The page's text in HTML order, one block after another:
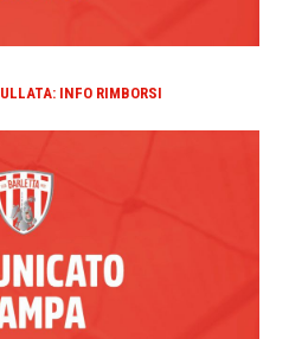
INFO RIMBORSI